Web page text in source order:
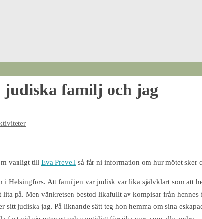
familj och jag
vanligt till Eva Prevell så får ni information om hur mötet sker
i Helsingfors. Att familjen var judisk var lika självklart som att
på. Men vänkretsen bestod likafullt av kompisar från
sitt judiska jag. På liknande sätt teg hon hemma om sina